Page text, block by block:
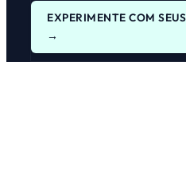
EXPERIMENTE COM
→